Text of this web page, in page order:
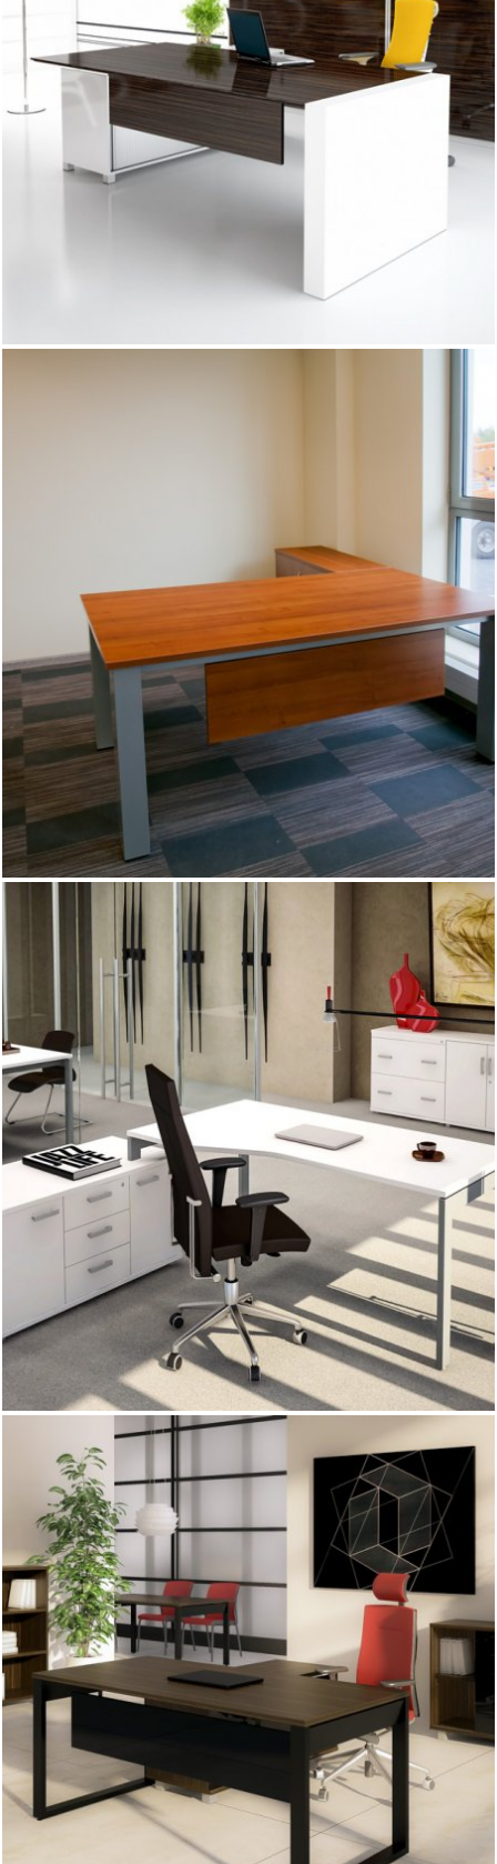
Tym, którzy lubią mieć solidne podstawy z pewnością
spodobają się meble z serii L-max. Zestawienie blatu o
bardzo wąskiej krawędzi z nogą o grubości 10 cm powoduje,
że biurka L-max znacząco wyróżnia się wśród innych mebli
przeznaczonych do gabinetów. Szeroki wachlarz
modyfikacji mebli – poczynając od możliwości dołączenia do
biurka kontenera podporowego w wybranym kształcie,
poprzez pokrycie okleinami lakierowanymi bądź nie, na
laminatach w najróżniejszych kolorach skończywszy –
pozwala na uzyskanie mebli dopasowanych dokładnie do
Twoich potrzeb i oczekiwań. Dodatkowo ręczne wykonanie
biurek gwarantuje najwyższą dbałość o szczegóły
Stół z powyłamywanymi nogami jest dobry do ćwiczenia
wymowy, natomiast w biurze lepiej zagwarantować sobie,
że nasze meble będą solidne i stabilne. Dlatego biurka z
serii Mega oparte są na metalowym stelażu z nogami o
grubości 10 cm. Klasyczna, prosta forma sprawdzi się w
każdym otoczeniu, a szeroki wybór kolorów blatu pozwoli
dopasować go do naszych upodobań.
Linia QUATTRO to meble polecane dla użytkowników
szukających mebli nowoczesnych, oryginalnych i
efektownych. Proste kształty stelaża i blatów doskonale
trafiają w obowiązujące trendy – są istotą połączenia
modnego designu i funkcjonalności.
Blaty gr 25 mm unoszą się 10 mmm nad stelażem ,
kilkanaście różnych układów kolorystycznych
Awangardowy design stelaża biurka w połączeniu z
ciekawym zestawieniem kolorystycznym mebli nadają
pomieszczeniom nowoczesnego charakteru. Dzięki
nowatorskim uchwytom oraz powierzchniom na wysoki
połysk, system idealnie wpisuje się w najnowsze wzornicze
trendy. BRAVO to połączenie dynamiki kompozycyjnej i
futurystycznej kreacji, polecany dla amatorów odważnych
rozwiązań.
Płyta melaminowana - dostępna kolorystyka wg wzornika
Wuteh 14 kolorów . Blaty i wieńce górne - grubość 25mm.
Metalowy stelaż - profil 70x30mm - dostępna kolorystyka
wg wzornika 4 kolory . Możliwość domówienia uchwytu L-
128 PM-1 / Port multimedialny Uchylna kaseta podblatowa
stalowa, malowana proszkowo na kolor RAL9006;